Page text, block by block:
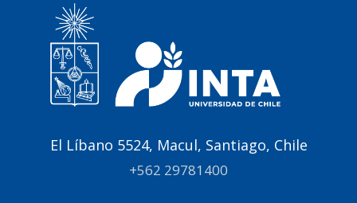
El Líbano 5524, Macul, Santiago, Chile
+562 29781400